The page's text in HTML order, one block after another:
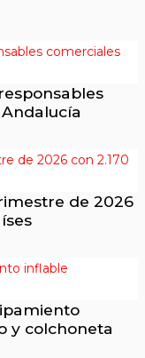
de 2026
y colchoneta